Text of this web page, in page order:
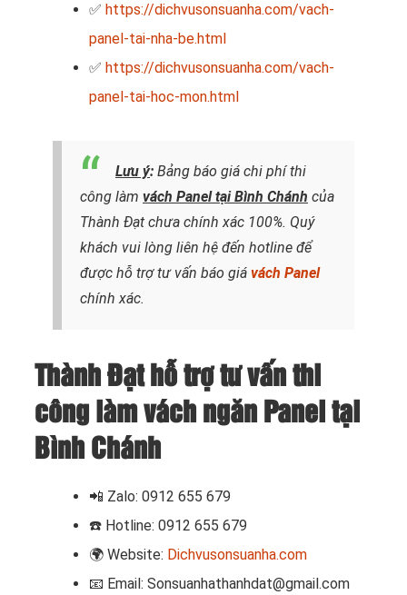
✅ https://dichvusonsuanha.com/vach-
panel-tai-nha-be.html
✅ https://dichvusonsuanha.com/vach-
panel-tai-hoc-mon.html
Lưu ý: Bảng báo giá chi phí thi
công làm vách Panel tại Bình Chánh của
Thành Đạt chưa chính xác 100%. Quý
khách vui lòng liên hệ đến hotline để
được hỗ trợ tư vấn báo giá vách Panel
chính xác.
Thành Đạt hỗ trợ tư vấn thi
công làm vách ngăn Panel tại
Bình Chánh
📲 Zalo: 0912 655 679
☎️ Hotline: 0912 655 679
🌍 Website: Dichvusonsuanha.com
📧 Email: Sonsuanhathanhdat@gmail.com